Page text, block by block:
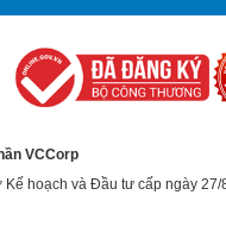
VCCorp
hoạch và Đầu tư cấp ngày 27/